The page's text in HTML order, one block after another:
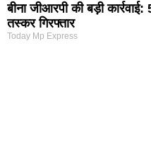
बीना जीआरपी की बड़ी
तस्कर गिरफ्तार
Today Mp Express